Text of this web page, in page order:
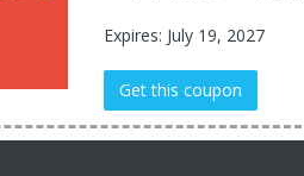
Expires: July 19, 2027
Get this coupon